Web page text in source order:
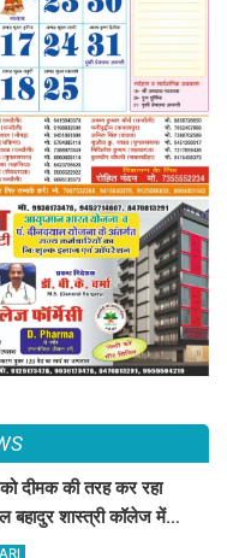
दीमक की तरह कर रहा
बहादुर शास्त्री कॉलेज में
का आयोजन